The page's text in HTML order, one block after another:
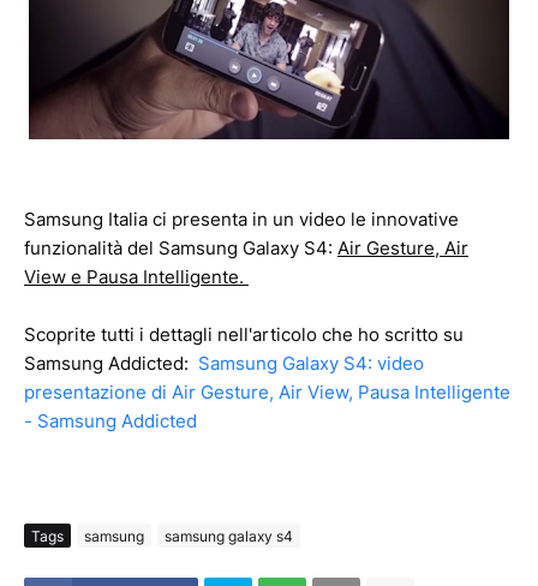
Samsung Italia ci presenta in un video le innovative
funzionalità del Samsung Galaxy S4: Air Gesture, Air
View e Pausa Intelligente.
Scoprite tutti i dettagli nell'articolo che ho scritto su
Samsung Addicted: Samsung Galaxy S4: video
presentazione di Air Gesture, Air View, Pausa Intelligente
- Samsung Addicted
Tags samsung samsung galaxy s4